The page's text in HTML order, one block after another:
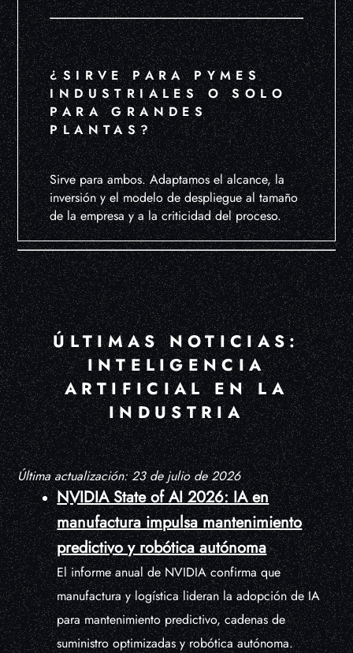
¿SIRVE PARA PYMES
INDUSTRIALES O SOLO
PARA GRANDES
PLANTAS?
Sirve para ambos. Adaptamos el alcance, la
inversión y el modelo de despliegue al tamaño
de la empresa y a la criticidad del proceso.
ÚLTIMAS NOTICIAS:
INTELIGENCIA
ARTIFICIAL EN LA
INDUSTRIA
Última actualización: 23 de julio de 2026
NVIDIA State of AI 2026: IA en
manufactura impulsa mantenimiento
predictivo y robótica autónoma
El informe anual de NVIDIA confirma que
manufactura y logística lideran la adopción de IA
para mantenimiento predictivo, cadenas de
suministro optimizadas y robótica autónoma.